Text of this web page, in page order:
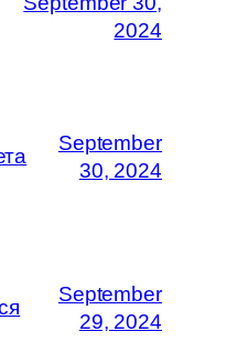
2024
September
30, 2024
September
29, 2024